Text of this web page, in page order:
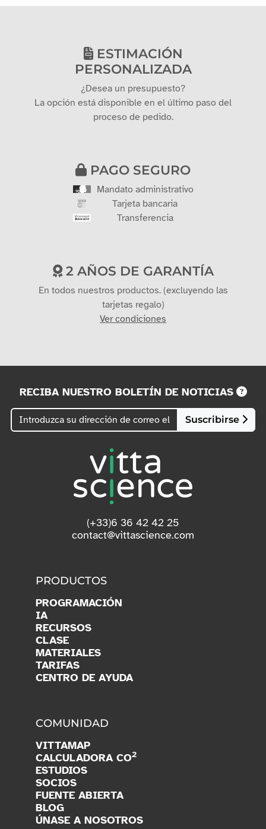
ESTIMACIÓN
PERSONALIZADA
¿Desea un presupuesto?
La opción está disponible en el último paso del
proceso de pedido.
PAGO SEGURO
Mandato administrativo
Tarjeta bancaria
Transferencia
2 AÑOS DE GARANTÍA
En todos nuestros productos. (excluyendo las
tarjetas regalo)
Ver condiciones
RECIBA NUESTRO BOLETÍN DE NOTICIAS
Suscribirse
(+33)6 36 42 42 25
contact@vittascience.com
PRODUCTOS
PROGRAMACIÓN
IA
RECURSOS
CLASE
MATERIALES
TARIFAS
CENTRO DE AYUDA
COMUNIDAD
VITTAMAP
CALCULADORA CO2
ESTUDIOS
SOCIOS
FUENTE ABIERTA
BLOG
ÚNASE A NOSOTROS